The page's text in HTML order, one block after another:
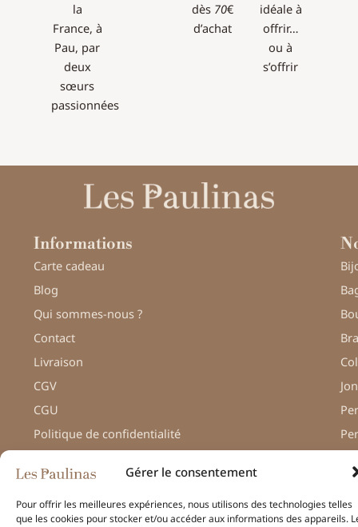
Gérer le consentement
Pour offrir les meilleures expériences, nous utilisons des technologies telles
que les cookies pour stocker et/ou accéder aux informations des appareils.
la
France, à
Pau, par
deux
sœurs
passionnées
dès 70€
d’achat
idéale à
offrir…
ou à
s’offrir
Informations
Carte cadeau
Blog
Qui sommes-nous ?
Contact
Livraison
CGV
CGU
Politique de confidentialité
© Une réalisationH-TIC